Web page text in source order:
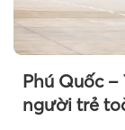
Phú Quốc
người trẻ